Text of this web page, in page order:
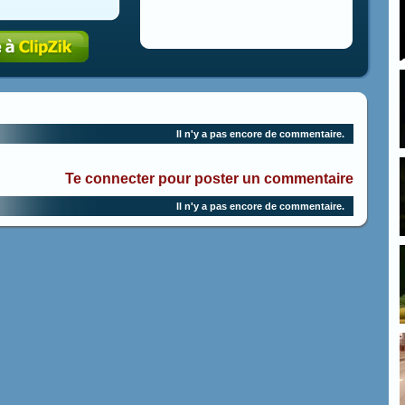
Il n'y a pas encore de commentaire.
Te connecter pour poster un commentaire
Il n'y a pas encore de commentaire.